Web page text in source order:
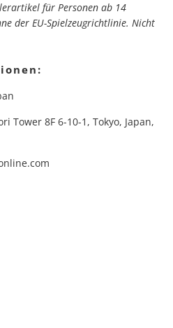
für Personen ab 14
der EU-Spielzeugrichtlinie. Nicht
Tower 8F 6-10-1, Tokyo, Japan,